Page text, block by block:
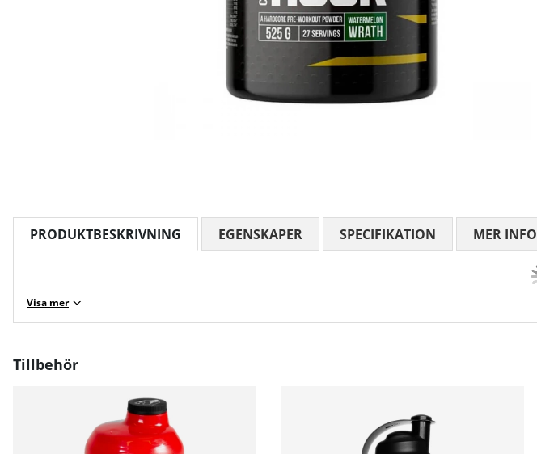
PRODUKTBESKRIVNING
Visa mer
EGENSKAPER SPECIFIKATION MER INFO
Tillbehör